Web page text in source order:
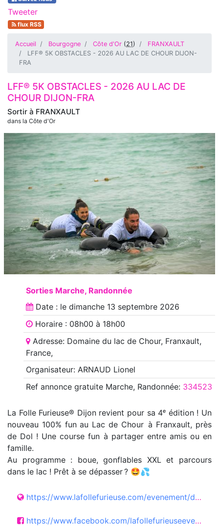
Tweeter
flux RSS
Accueil Bourgogne Côte d'Or (21)
FRANXAULT
LFF® 5K OBSTACLES - 2026 AU LAC DE CHOUR DIJON-
FRA
Sortir à FRANXAULT
dans la Côte d'Or
LFF® 5K OBSTACLES - 2026 AU LAC DE
CHOUR DIJON-FRA
Sorties Marche, Randonnée
Date : le dimanche 13 septembre 2026
Horaire : 08h00 à 18h00
Adresse: Domaine du lac de Chour, Franxault,
France,
Organisateur: ARNAUD Lionel
Ref annoncegratuite Marche, Randonnée: 334523
La Folle Furieuse® Dijon revient pour sa 4ᵉ édition ! Un
nouveau 100% fun au Lac de Chour à Franxault, près
de Dol ! Une course fun à partager entre amis ou en
famille.
Au programme : boue, gonflables XXL et parcours
dans le lac ! Prêt à se dépasser ? 🤩💦
https://www.lafollefurieuse.com/evenement/dijon-21
https://www.facebook.com/lafollefurieuseevent